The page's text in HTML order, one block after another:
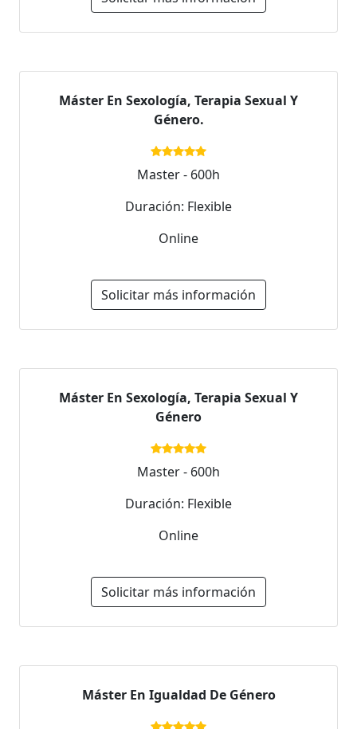
Máster En Sexología, Terapia Sexual Y
Género.
Master - 600h
Duración: Flexible
Online
Solicitar más información
Máster En Sexología, Terapia Sexual Y
Género
Master - 600h
Duración: Flexible
Online
Solicitar más información
Máster En Igualdad De Género